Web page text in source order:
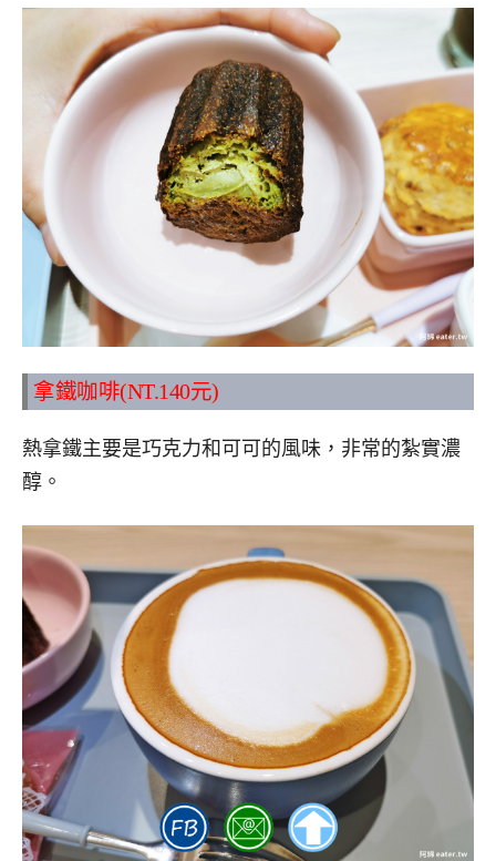
拿鐵咖啡(NT.140元)
熱拿鐵主要是巧克力和可可的風味，非常的紮實濃
醇。